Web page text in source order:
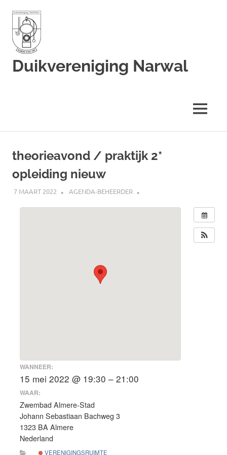
inhoud
Duikvereniging Narwal
MENU
theorieavond / praktijk 2*
opleiding nieuw
7 MAART 2022 AGENDA-BEHEERDER
WANNEER:
15 mei 2022 @ 19:30 – 21:00
WAAR:
Zwembad Almere-Stad
Johann Sebastiaan Bachweg 3
1323 BA Almere
Nederland
VERENIGINGSRUIMTE